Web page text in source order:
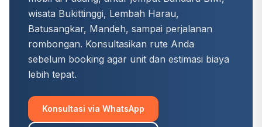
wisata Bukittinggi, Lembah Harau,
Batusangkar, Mandeh, sampai perjalanan
rombongan. Konsultasikan rute Anda
sebelum booking agar unit dan estimasi biaya
lebih tepat.
Konsultasi via WhatsApp